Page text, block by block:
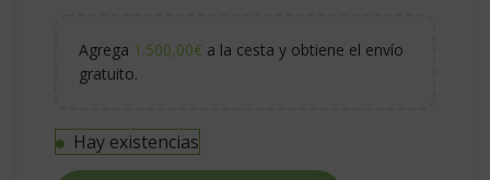
Agrega 1.500,00€ a la cesta y obtiene el envío
gratuito.
Hay existencias